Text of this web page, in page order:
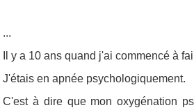
...
Il y a 10 ans quand j'ai commencé à
J'étais en apnée psychologiquement.
C'est à dire que mon oxygénation